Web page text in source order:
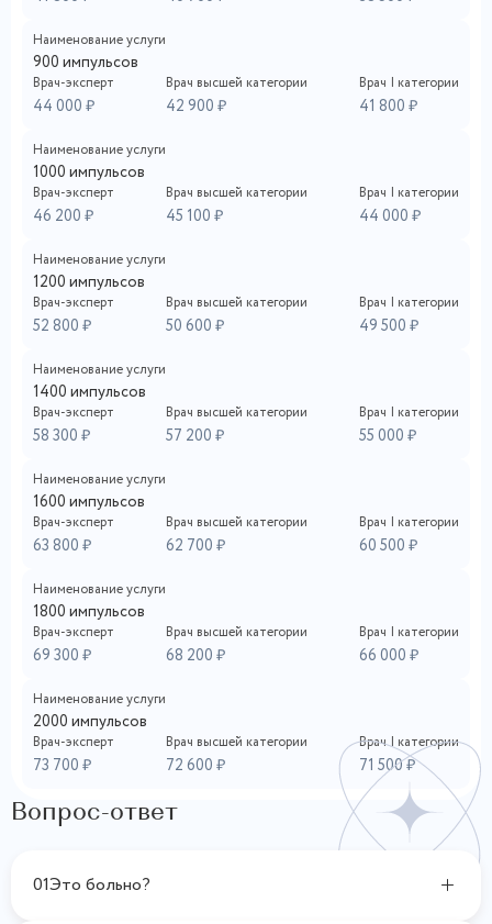
Наименование услуги
900 импульсов
Врач-эксперт
44 000 ₽
Врач высшей категории
42 900 ₽
Врач I категории
41 800 ₽
Наименование услуги
1000 импульсов
Врач-эксперт
46 200 ₽
Врач высшей категории
45 100 ₽
Врач I категории
44 000 ₽
Наименование услуги
1200 импульсов
Врач-эксперт
52 800 ₽
Врач высшей категории
50 600 ₽
Врач I категории
49 500 ₽
Наименование услуги
1400 импульсов
Врач-эксперт
58 300 ₽
Врач высшей категории
57 200 ₽
Врач I категории
55 000 ₽
Наименование услуги
1600 импульсов
Врач-эксперт
63 800 ₽
Врач высшей категории
62 700 ₽
Врач I категории
60 500 ₽
Наименование услуги
1800 импульсов
Врач-эксперт
69 300 ₽
Врач высшей категории
68 200 ₽
Врач I категории
66 000 ₽
Наименование услуги
2000 импульсов
Врач-эксперт
73 700 ₽
Врач высшей категории
72 600 ₽
Врач I категории
71 500 ₽
Вопрос-ответ
01Это больно?